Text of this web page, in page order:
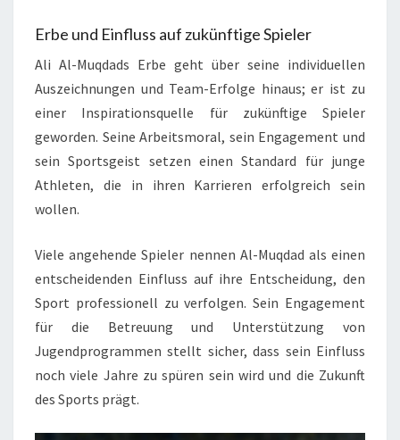
Erbe und Einfluss auf zukünftige Spieler
Ali Al-Muqdads Erbe geht über seine individuellen
Auszeichnungen und Team-Erfolge hinaus; er ist zu
einer Inspirationsquelle für zukünftige Spieler
geworden. Seine Arbeitsmoral, sein Engagement und
sein Sportsgeist setzen einen Standard für junge
Athleten, die in ihren Karrieren erfolgreich sein
wollen.
Viele angehende Spieler nennen Al-Muqdad als einen
entscheidenden Einfluss auf ihre Entscheidung, den
Sport professionell zu verfolgen. Sein Engagement
für die Betreuung und Unterstützung von
Jugendprogrammen stellt sicher, dass sein Einfluss
noch viele Jahre zu spüren sein wird und die Zukunft
des Sports prägt.